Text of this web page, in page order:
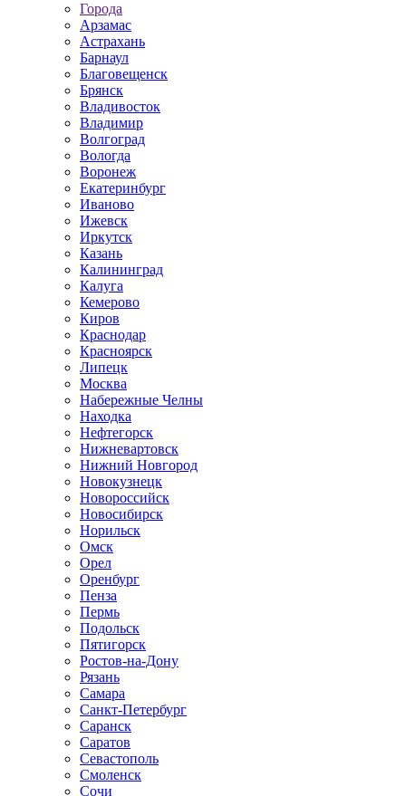
Города
Арзамас
Астрахань
Барнаул
Благовещенск
Брянск
Владивосток
Владимир
Волгоград
Вологда
Воронеж
Екатеринбург
Иваново
Ижевск
Иркутск
Казань
Калининград
Калуга
Кемерово
Киров
Краснодар
Красноярск
Липецк
Москва
Набережные Челны
Находка
Нефтегорск
Нижневартовск
Нижний Новгород
Новокузнецк
Новороссийск
Новосибирск
Норильск
Омск
Орел
Оренбург
Пенза
Пермь
Подольск
Пятигорск
Ростов-на-Дону
Рязань
Самара
Санкт-Петербург
Саранск
Саратов
Севастополь
Смоленск
Сочи